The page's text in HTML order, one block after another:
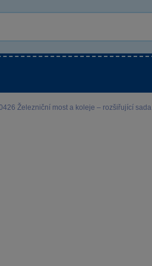
Železniční most a koleje – rozšiřující sada